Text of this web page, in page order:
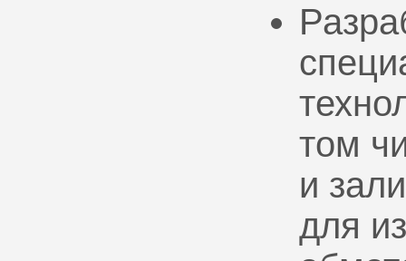
том
и
для